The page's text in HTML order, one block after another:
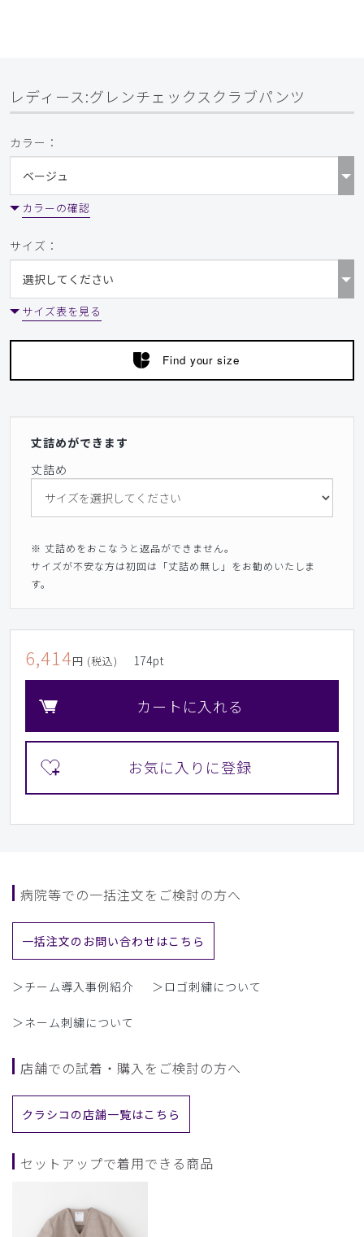
レディース:グレンチェックスクラブパンツ
カラー：
カラーの確認
サイズ：
サイズ表を見る
Find your size
丈詰めができます
丈詰め
※ 丈詰めをおこなうと返品ができません。
サイズが不安な方は初回は「丈詰め無し」をお勧めいたしま
す。
6,414円 (税込) 174pt
カートに入れる
病院等での一括注文をご検討の方へ
一括注文のお問い合わせはこちら
＞チーム導入事例紹介 ＞ロゴ刺繍について
＞ネーム刺繍について
店舗での試着・購入をご検討の方へ
クラシコの店舗一覧はこちら
セットアップで着用できる商品